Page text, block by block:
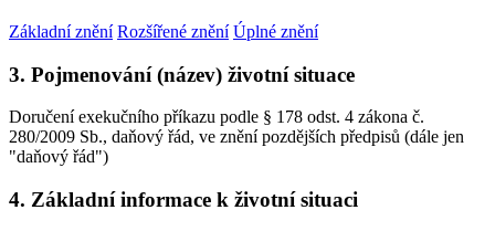
Základní znění Rozšířené znění Úplné znění
3. Pojmenování (název) životní situace
Doručení exekučního příkazu podle § 178 odst. 4 zákona č.
280/2009 Sb., daňový řád, ve znění pozdějších předpisů (dále jen
"daňový řád")
4. Základní informace k životní situaci